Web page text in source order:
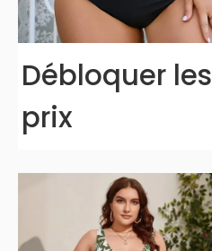
Débloquer les
prix